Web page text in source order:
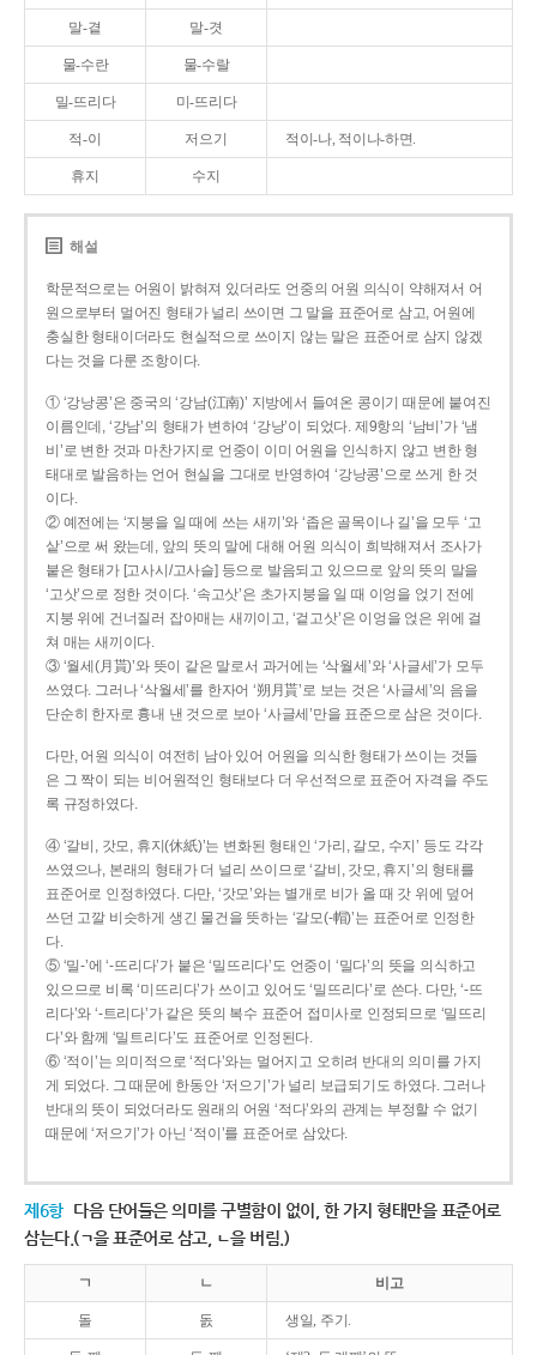
말-곁 말-겻
물-수란 물-수랄
밀-뜨리다 미-뜨리다
적-이 저으기 적이-나, 적이나-하면.
휴지 수지
해설
학문적으로는 어원이 밝혀져 있더라도 언중의 어원 의식이 약해져서 어
원으로부터 멀어진 형태가 널리 쓰이면 그 말을 표준어로 삼고, 어원에
충실한 형태이더라도 현실적으로 쓰이지 않는 말은 표준어로 삼지 않겠
다는 것을 다룬 조항이다.
① ‘강낭콩’은 중국의 ‘강남(江南)’ 지방에서 들여온 콩이기 때문에 붙여진
이름인데, ‘강남’의 형태가 변하여 ‘강낭’이 되었다. 제9항의 ‘남비’가 ‘냄
비’로 변한 것과 마찬가지로 언중이 이미 어원을 인식하지 않고 변한 형
태대로 발음하는 언어 현실을 그대로 반영하여 ‘강낭콩’으로 쓰게 한 것
이다.
② 예전에는 ‘지붕을 일 때에 쓰는 새끼’와 ‘좁은 골목이나 길’을 모두 ‘고
샅’으로 써 왔는데, 앞의 뜻의 말에 대해 어원 의식이 희박해져서 조사가
붙은 형태가 [고사시/고사슬] 등으로 발음되고 있으므로 앞의 뜻의 말을
‘고삿’으로 정한 것이다. ‘속고삿’은 초가지붕을 일 때 이엉을 얹기 전에
지붕 위에 건너질러 잡아매는 새끼이고, ‘겉고삿’은 이엉을 얹은 위에 걸
쳐 매는 새끼이다.
③ ‘월세(月貰)’와 뜻이 같은 말로서 과거에는 ‘삭월세’와 ‘사글세’가 모두
쓰였다. 그러나 ‘삭월세’를 한자어 ‘朔月貰’로 보는 것은 ‘사글세’의 음을
단순히 한자로 흉내 낸 것으로 보아 ‘사글세’만을 표준으로 삼은 것이다.
다만, 어원 의식이 여전히 남아 있어 어원을 의식한 형태가 쓰이는 것들
은 그 짝이 되는 비어원적인 형태보다 더 우선적으로 표준어 자격을 주도
록 규정하였다.
④ ‘갈비, 갓모, 휴지(休紙)’는 변화된 형태인 ‘가리, 갈모, 수지’ 등도 각각
쓰였으나, 본래의 형태가 더 널리 쓰이므로 ‘갈비, 갓모, 휴지’의 형태를
표준어로 인정하였다. 다만, ‘갓모’와는 별개로 비가 올 때 갓 위에 덮어
쓰던 고깔 비슷하게 생긴 물건을 뜻하는 ‘갈모(-帽)’는 표준어로 인정한
다.
⑤ ‘밀-’에 ‘-뜨리다’가 붙은 ‘밀뜨리다’도 언중이 ‘밀다’의 뜻을 의식하고
있으므로 비록 ‘미뜨리다’가 쓰이고 있어도 ‘밀뜨리다’로 쓴다. 다만, ‘-뜨
리다’와 ‘-트리다’가 같은 뜻의 복수 표준어 접미사로 인정되므로 ‘밀뜨리
다’와 함께 ‘밀트리다’도 표준어로 인정된다.
⑥ ‘적이’는 의미적으로 ‘적다’와는 멀어지고 오히려 반대의 의미를 가지
게 되었다. 그 때문에 한동안 ‘저으기’가 널리 보급되기도 하였다. 그러나
반대의 뜻이 되었더라도 원래의 어원 ‘적다’와의 관계는 부정할 수 없기
때문에 ‘저으기’가 아닌 ‘적이’를 표준어로 삼았다.
제6항 다음 단어들은 의미를 구별함이 없이, 한 가지 형태만을 표준어로
삼는다.(ㄱ을 표준어로 삼고, ㄴ을 버림.)
ㄱ ㄴ 비고
돌 돐 생일, 주기.